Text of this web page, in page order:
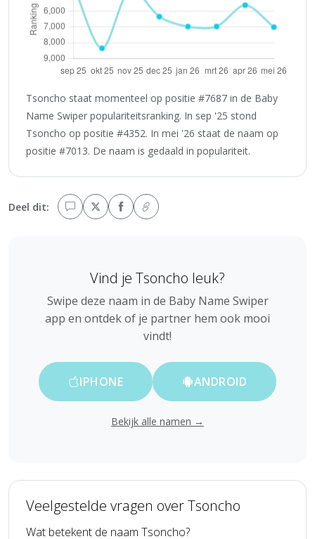
Tsoncho staat momenteel op positie #7687 in de Baby
Name Swiper populariteitsranking. In sep '25 stond
Tsoncho op positie #4352. In mei '26 staat de naam op
positie #7013. De naam is gedaald in populariteit.
Deel dit:
Vind je Tsoncho leuk?
Swipe deze naam in de Baby Name Swiper
app en ontdek of je partner hem ook mooi
vindt!
IPHONE ANDROID
Bekijk alle namen →
Veelgestelde vragen over Tsoncho
Wat betekent de naam Tsoncho?